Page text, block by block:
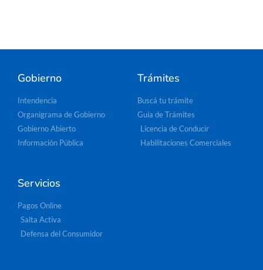
Gobierno
Intendencia
Organigrama de Gobierno
Gobierno Abierto
Información Pública
Trámites
Buscá tu trámite
Guía de Trámites
Licencia de Conducir
Habilitaciones Comerciales
Servicios
Pagos Online
Salta Activa
Defensa del Consumidor